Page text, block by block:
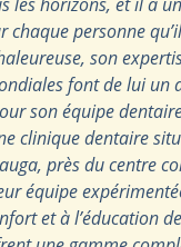
chaque personne
son
font de lui un
son équipe
clinique dentaire
près du centre
équipe
et à l’éducation